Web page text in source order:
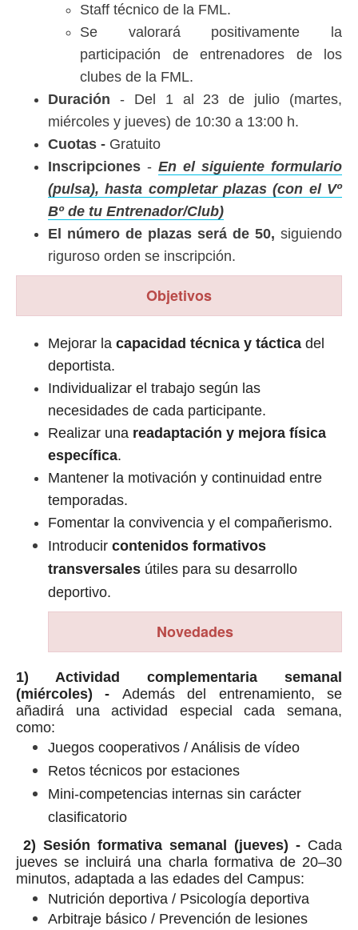
Staff técnico de la FML.
Se valorará positivamente la
participación de entrenadores de los
clubes de la FML.
Duración - Del 1 al 23 de julio (martes,
miércoles y jueves) de 10:30 a 13:00 h.
Cuotas - Gratuito
Inscripciones - En el siguiente formulario
(pulsa), hasta completar plazas (con el Vº
Bº de tu Entrenador/Club)
El número de plazas será de 50, siguiendo
riguroso orden se inscripción.
Objetivos
Mejorar la capacidad técnica y táctica del
deportista.
Individualizar el trabajo según las
necesidades de cada participante.
Realizar una readaptación y mejora física
específica.
Mantener la motivación y continuidad entre
temporadas.
Fomentar la convivencia y el compañerismo.
Introducir contenidos formativos
transversales útiles para su desarrollo
deportivo.
Novedades
1) Actividad complementaria semanal
(miércoles) - Además del entrenamiento, se
añadirá una actividad especial cada semana,
como:
Juegos cooperativos / Análisis de vídeo
Retos técnicos por estaciones
Mini-competencias internas sin carácter
clasificatorio
2) Sesión formativa semanal (jueves) - Cada
jueves se incluirá una charla formativa de 20–30
minutos, adaptada a las edades del Campus:
Nutrición deportiva / Psicología deportiva
Arbitraje básico / Prevención de lesiones